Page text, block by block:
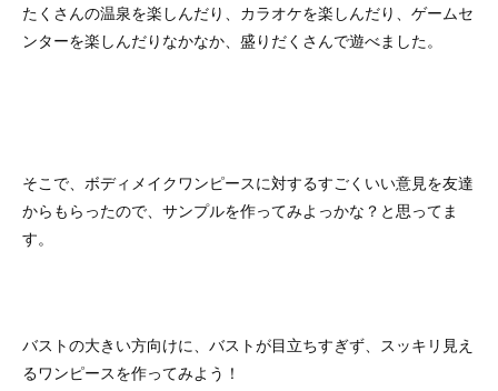
たくさんの温泉を楽しんだり、カラオケを楽しんだり、ゲームセ
ンターを楽しんだりなかなか、盛りだくさんで遊べました。
そこで、ボディメイクワンピースに対するすごくいい意見を友達
からもらったので、サンプルを作ってみよっかな？と思ってま
す。
バストの大きい方向けに、バストが目立ちすぎず、スッキリ見え
るワンピースを作ってみよう！